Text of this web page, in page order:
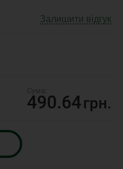
Залишити відгук
490.64 грн.